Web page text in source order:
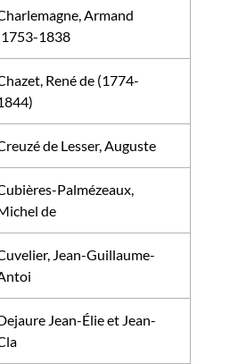
Armand
1838
René de (1774-
de Lesser, Auguste
Palmézeaux,
de
Jean-Guillaume-
Jean-Élie et Jean-